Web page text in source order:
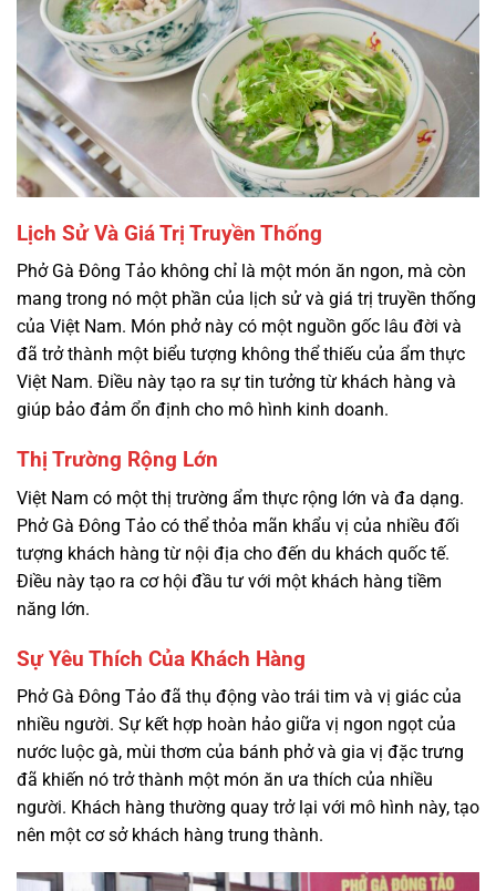
Lịch Sử Và Giá Trị Truyền Thống
Phở Gà Đông Tảo không chỉ là một món ăn ngon, mà còn
mang trong nó một phần của lịch sử và giá trị truyền thống
của Việt Nam. Món phở này có một nguồn gốc lâu đời và
đã trở thành một biểu tượng không thể thiếu của ẩm thực
Việt Nam. Điều này tạo ra sự tin tưởng từ khách hàng và
giúp bảo đảm ổn định cho mô hình kinh doanh.
Thị Trường Rộng Lớn
Việt Nam có một thị trường ẩm thực rộng lớn và đa dạng.
Phở Gà Đông Tảo có thể thỏa mãn khẩu vị của nhiều đối
tượng khách hàng từ nội địa cho đến du khách quốc tế.
Điều này tạo ra cơ hội đầu tư với một khách hàng tiềm
năng lớn.
Sự Yêu Thích Của Khách Hàng
Phở Gà Đông Tảo đã thụ động vào trái tim và vị giác của
nhiều người. Sự kết hợp hoàn hảo giữa vị ngon ngọt của
nước luộc gà, mùi thơm của bánh phở và gia vị đặc trưng
đã khiến nó trở thành một món ăn ưa thích của nhiều
người. Khách hàng thường quay trở lại với mô hình này, tạo
nên một cơ sở khách hàng trung thành.